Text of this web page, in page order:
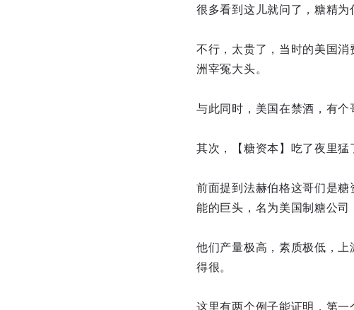
很多看到这儿就问了，糖精为
不行，太贵了，当时的美国
洲宰冤大头。
与此同时，美国在禁酒，有个
其次，【糖资本】吃了夜里猛
前面提到法赫伯格这哥们是
能的巨头，名为美国制糖公司
他们产量极高，素质极低，
得很。
这里有两个例子能证明，第一